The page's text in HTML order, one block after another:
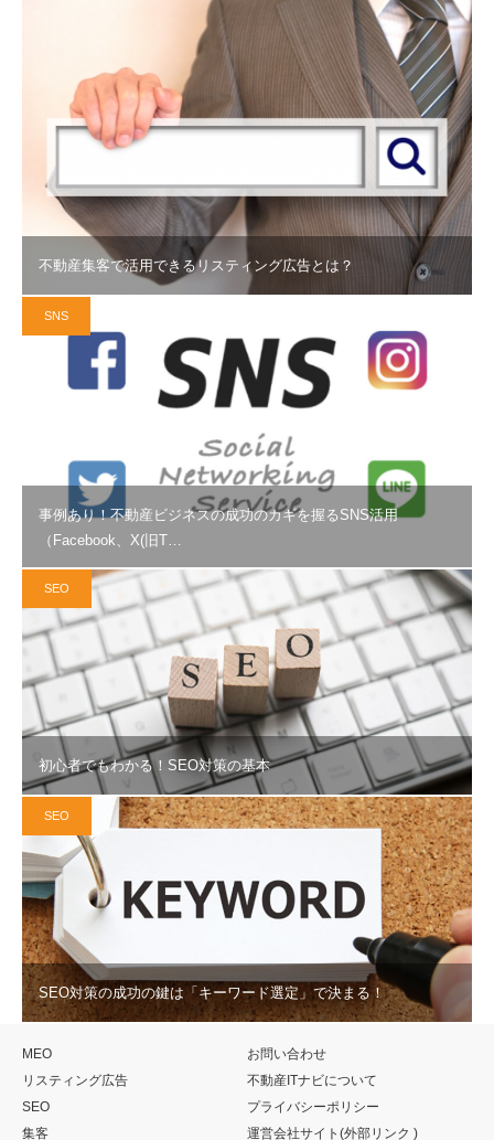
不動産集客で活用できるリスティング広告とは？
SNS
事例あり！不動産ビジネスの成功のカギを握るSNS活用
（Facebook、X(旧T…
SEO
初心者でもわかる！SEO対策の基本
SEO
SEO対策の成功の鍵は「キーワード選定」で決まる！
MEO
リスティング広告
SEO
集客
お問い合わせ
不動産ITナビについて
プライバシーポリシー
運営会社サイト(外部リンク )